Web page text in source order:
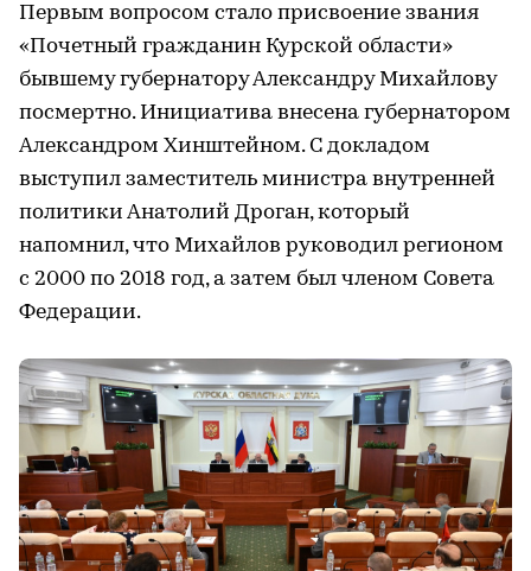
Первым вопросом стало присвоение звания
«Почетный гражданин Курской области»
бывшему губернатору Александру Михайлову
посмертно. Инициатива внесена губернатором
Александром Хинштейном. С докладом
выступил заместитель министра внутренней
политики Анатолий Дроган, который
напомнил, что Михайлов руководил регионом
с 2000 по 2018 год, а затем был членом Совета
Федерации.